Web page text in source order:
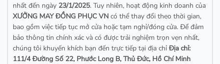
nhất đến ngày 23/1/2025. Tuy nhiên, hoạt động kinh doanh của
XƯỞNG MAY ĐỒNG PHỤC VN có thể thay đổi theo thời gian,
bao gồm việc tiếp tục mở cửa hoặc tạm nghỉ/đóng cửa. Để đảm
bảo thông tin chính xác và có được trải nghiệm trọn vẹn nhất,
chúng tôi khuyến khích bạn đến trực tiếp tại địa chỉ Địa chỉ:
111/4 Đường Số 22, Phước Long B, Thủ Đức, Hồ Chí Minh